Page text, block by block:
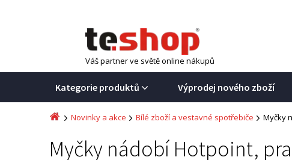
Váš partner ve světě online nákupů
Kategorie produktů Výprodej nového zboží
Novinky a akce Bílé zboží a vestavné spotřebiče Myčky
Myčky nádobí Hotpoint,